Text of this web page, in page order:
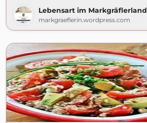
Lebensart im Markgräflerland
markgraeflerin.wordpress.com